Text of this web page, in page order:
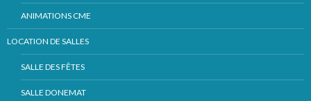
ANIMATIONS CME
LOCATION DE SALLES
SALLE DES FÊTES
SALLE DONEMAT